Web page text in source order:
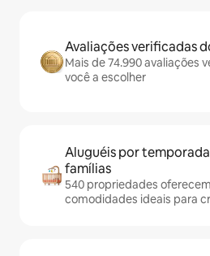
Avaliações verificadas
Mais de 74.990 avaliações
você a escolher
Aluguéis por
famílias
540 propriedades
comodidades ideais para